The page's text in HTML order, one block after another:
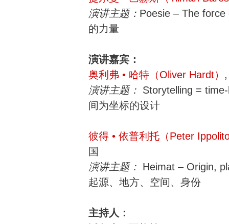
演讲主题： Poesie – The
的力量
演讲嘉宾：
奥利弗 • 哈特（Oliver Hardt）
演讲主题： Storytelling =
间为坐标的设计
彼得 • 依普利托（Peter
国
演讲主题： Heimat – Origin,
起源、地方、空间、身份
主持人：